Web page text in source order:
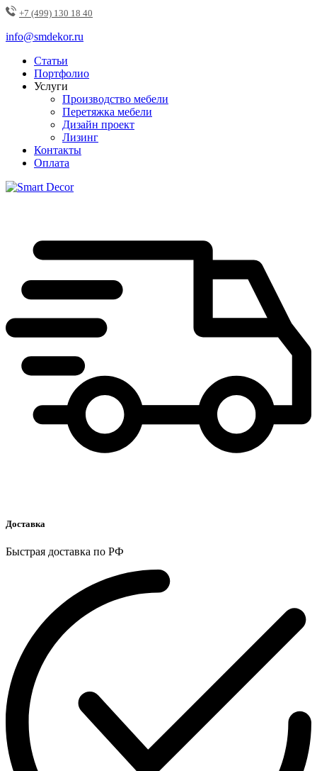
+7 (499) 130 18 40
info@smdekor.ru
Статьи
Портфолио
Услуги
Производство мебели
Перетяжка мебели
Дизайн проект
Лизинг
Контакты
Оплата
Доставка
Быстрая доставка по РФ